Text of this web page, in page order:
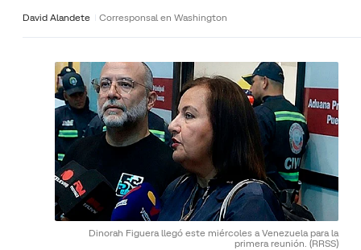
David Alandete Corresponsal en Washington
Dinorah Figuera llegó este miércoles a Venezuela para la
primera reunión. (RRSS)